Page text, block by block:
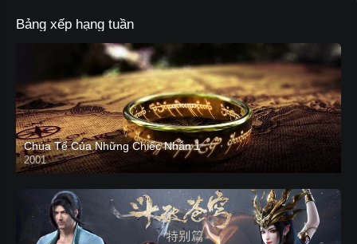
Bảng xếp hạng tuần
Chúa Tể Của Những Chiếc Nhẫn 1
2001